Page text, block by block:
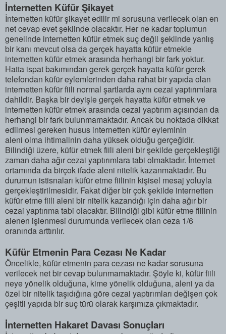
İnternetten Küfür Şikayet
İnternetten küfür şikayet edilir mi sorusuna verilecek olan en
net cevap evet şeklinde olacaktır. Her ne kadar toplumun
genelinde internetten küfür etmek suç değil şeklinde yanlış
bir kanı mevcut olsa da gerçek hayatta küfür etmekle
internetten küfür etmek arasında herhangi bir fark yoktur.
Hatta ispat bakımından gerek gerçek hayatta küfür gerek
telefondan küfür eylemlerinden daha rahat bir yapıda olan
internetten küfür fiili normal şartlarda aynı cezai yaptırımlara
dahildir. Başka bir deyişle gerçek hayatta küfür etmek ve
internetten küfür etmek arasında cezai yaptırım açısından da
herhangi bir fark bulunmamaktadır. Ancak bu noktada dikkat
edilmesi gereken husus internetten küfür eyleminin
aleni olma ihtimalinin daha yüksek olduğu gerçeğidir.
Bilindiği üzere, küfür etmek fiili aleni bir şekilde gerçekleştiği
zaman daha ağır cezai yaptırımlara tabi olmaktadır. İnternet
ortamında da birçok ifade aleni nitelik kazanmaktadır. Bu
durumun istisnaları küfür etme fiilinin kişisel mesaj yoluyla
gerçekleştirilmesidir. Fakat diğer bir çok şekilde internetten
küfür etme fiili aleni bir nitelik kazandığı için daha ağır bir
cezai yaptırıma tabi olacaktır. Bilindiği gibi küfür etme fiilinin
alenen işlenmesi durumunda verilecek olan ceza 1/6
oranında arttırılır.
Küfür Etmenin Para Cezası Ne Kadar
Öncelikle, küfür etmenin para cezası ne kadar sorusuna
verilecek net bir cevap bulunmamaktadır. Şöyle ki, küfür fiili
neye yönelik olduğuna, kime yönelik olduğuna, aleni ya da
özel bir nitelik taşıdığına göre cezai yaptırımları değişen çok
çeşitli yapıda bir suç türü olarak karşımıza çıkmaktadır.
İnternetten Hakaret Davası Sonuçları